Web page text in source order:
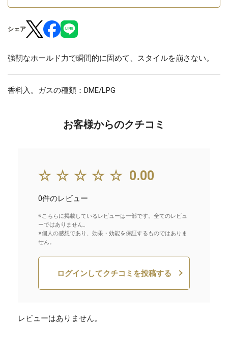
シェア
強靭なホールド力で瞬間的に固めて、スタイルを崩さない。
香料入。ガスの種類：DME/LPG
お客様からのクチコミ
☆☆☆☆☆ 0.00
0件のレビュー
※こちらに掲載しているレビューは一部です。全てのレビュ
ーではありません。
※個人の感想であり、効果・効能を保証するものではありま
せん。
ログインしてクチコミを投稿する
レビューはありません。